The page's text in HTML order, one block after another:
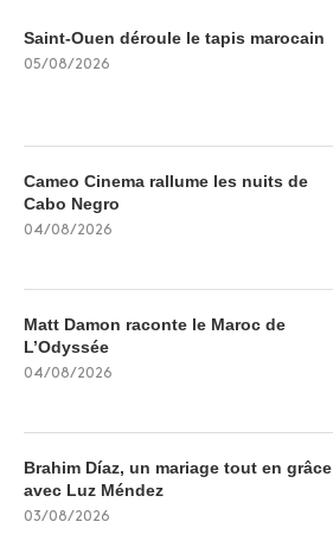
Saint-Ouen déroule le tapis marocain
05/08/2026
Cameo Cinema rallume les nuits de
Cabo Negro
04/08/2026
Matt Damon raconte le Maroc de
L’Odyssée
04/08/2026
Brahim Díaz, un mariage tout en grâce
avec Luz Méndez
03/08/2026